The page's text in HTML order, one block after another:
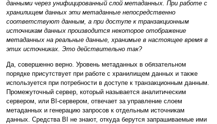
данными через унифицированный слой метаданных. При работе с
хранилищем данных эти метаданные непосредственно
соответствуют данным, а при доступе к транзакционным
источникам данных производится некоторое отображение
метаданных на реальные данные, хранимые в настоящее время в
этих источниках. Это действительно так?
Да, совершенно верно. Уровень метаданных в обязательном
порядке присутствует при работе с хранилищем данных и также
используется при потребности в доступе к транзакционным данным.
Промежуточный сервер, который называется аналитическим
сервером, или BI-сервером, отвечает за управление слоем
метаданных и генерацию запросов к отдельным источникам
данных. Средства BI не знают, откуда берутся запрашиваемые ими